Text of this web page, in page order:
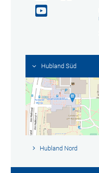
Hubland Süd
Hubland Nord